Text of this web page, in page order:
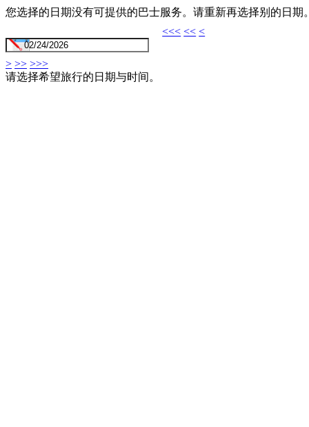
您选择的日期没有可提供的巴士服务。请重新再选择别的日期
<<< << <
> >> >>>
请选择希望旅行的日期与时间。